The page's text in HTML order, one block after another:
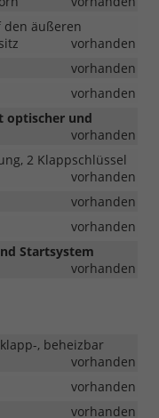
den äußeren
vorhanden
vorhanden
vorhanden
optischer und
vorhanden
2 Klappschlüssel
vorhanden
vorhanden
vorhanden
Startsystem
vorhanden
, beheizbar
vorhanden
vorhanden
vorhanden